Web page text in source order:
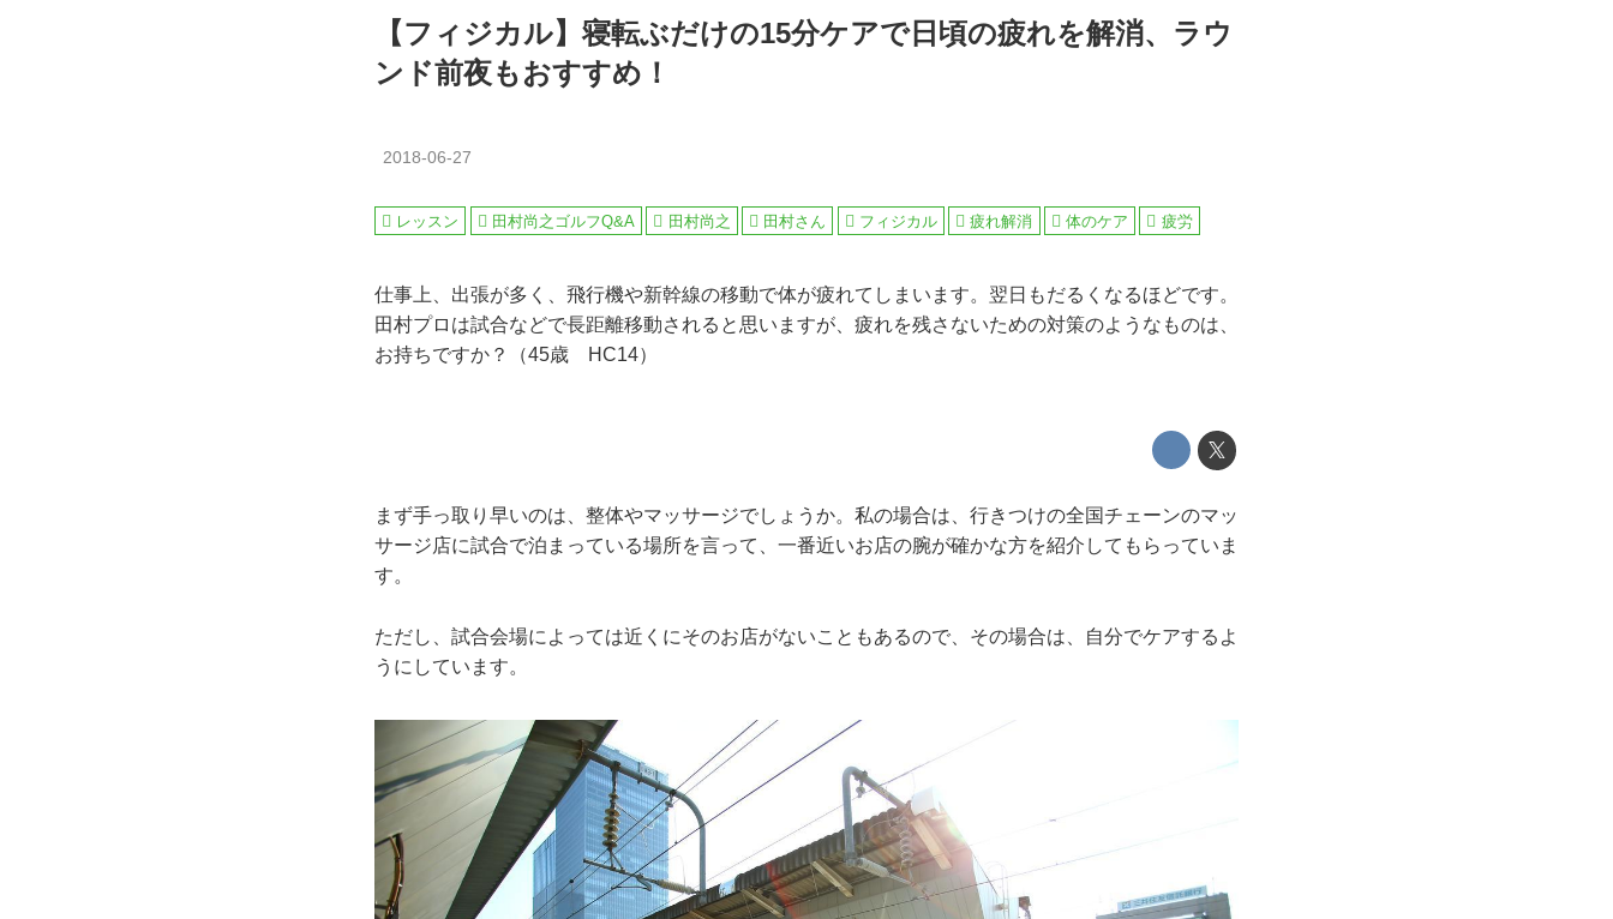
【フィジカル】寝転ぶだけの15分ケアで日頃の疲れを解消、ラウ
ンド前夜もおすすめ！
2018-06-27
レッスン 田村尚之ゴルフQ&A 田村尚之 田村さん フィジカル 疲れ解消 体のケア 疲労
仕事上、出張が多く、飛行機や新幹線の移動で体が疲れてしまいます。翌日もだるくなるほどです。
田村プロは試合などで長距離移動されると思いますが、疲れを残さないための対策のようなものは、
お持ちですか？（45歳 HC14）
まず手っ取り早いのは、整体やマッサージでしょうか。私の場合は、行きつけの全国チェーンのマッ
サージ店に試合で泊まっている場所を言って、一番近いお店の腕が確かな方を紹介してもらっていま
す。
ただし、試合会場によっては近くにそのお店がないこともあるので、その場合は、自分でケアするよ
うにしています。